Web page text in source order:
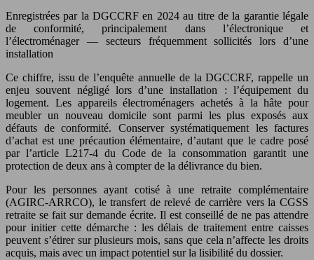
Enregistrées par la DGCCRF en 2024 au titre de la garantie légale
de conformité, principalement dans l’électronique et
l’électroménager — secteurs fréquemment sollicités lors d’une
installation
Ce chiffre, issu de l’enquête annuelle de la DGCCRF, rappelle un
enjeu souvent négligé lors d’une installation : l’équipement du
logement. Les appareils électroménagers achetés à la hâte pour
meubler un nouveau domicile sont parmi les plus exposés aux
défauts de conformité. Conserver systématiquement les factures
d’achat est une précaution élémentaire, d’autant que le cadre posé
par l’article L217-4 du Code de la consommation garantit une
protection de deux ans à compter de la délivrance du bien.
Pour les personnes ayant cotisé à une retraite complémentaire
(AGIRC-ARRCO), le transfert de relevé de carrière vers la CGSS
retraite se fait sur demande écrite. Il est conseillé de ne pas attendre
pour initier cette démarche : les délais de traitement entre caisses
peuvent s’étirer sur plusieurs mois, sans que cela n’affecte les droits
acquis, mais avec un impact potentiel sur la lisibilité du dossier.